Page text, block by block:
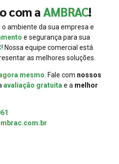
com aAMBRAC!
ambiente da sua empresa e
e segurança para sua
! Nossa equipe comercial está
as melhores soluções.
mesmo. Fale com nossos
avaliação gratuitae a melhor